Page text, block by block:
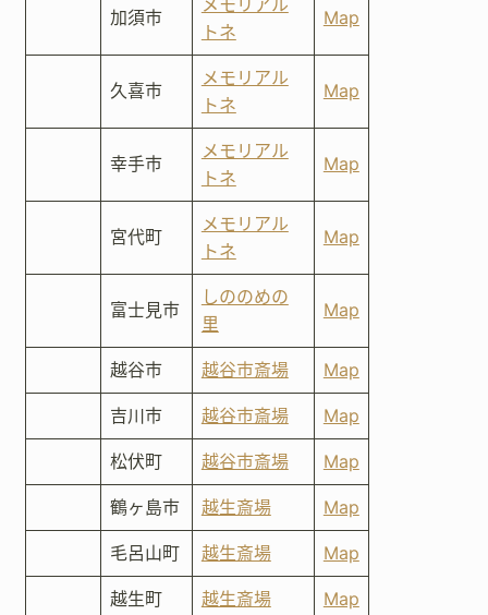
加須市
トネ
Map
久喜市
メモリアル
トネ
Map
幸手市
メモリアル
トネ
Map
宮代町
メモリアル
トネ
Map
富士見市
しののめの
里
Map
越谷市 越谷市斎場 Map
吉川市 越谷市斎場 Map
松伏町 越谷市斎場 Map
鶴ヶ島市 越生斎場 Map
毛呂山町 越生斎場 Map
越生町 越生斎場 Map